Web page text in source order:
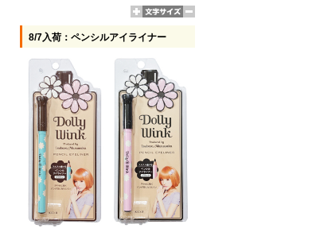
8/7入荷：ペンシルアイライナー